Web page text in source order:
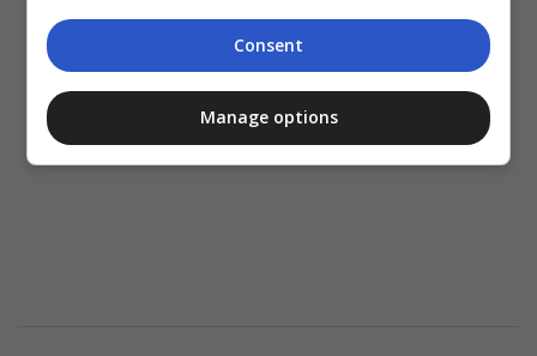
Consent
Manage options